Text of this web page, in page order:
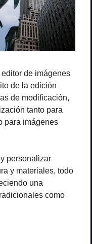
de imágenes
de la edición
de modificación,
tanto para
para imágenes
personalizar
y materiales, todo
una
como